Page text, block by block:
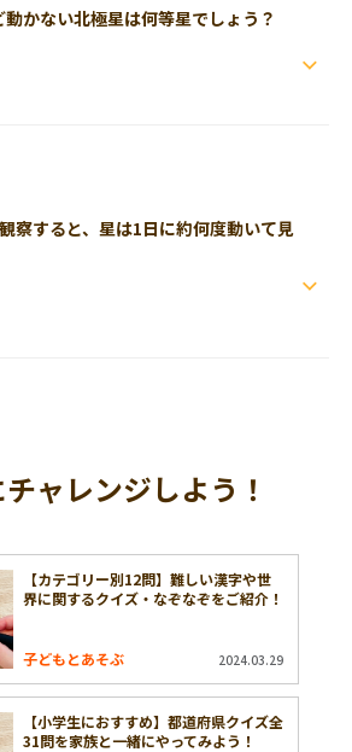
かない北極星は何等星でしょう？
察すると、星は1日に約何度動いて見
ャレンジしよう！
【カテゴリー別12問】難しい漢字や世
界に関するクイズ・なぞなぞをご紹介！
子どもとあそぶ 2024.03.29
【小学生におすすめ】都道府県クイズ全
31問を家族と一緒にやってみよう！